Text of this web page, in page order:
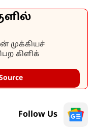
முக்கியச்
கிளிக்
Follow Us